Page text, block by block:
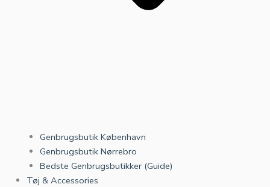
Genbrugsbutik København
Genbrugsbutik Nørrebro
Bedste Genbrugsbutikker (Guide)
Tøj & Accessories